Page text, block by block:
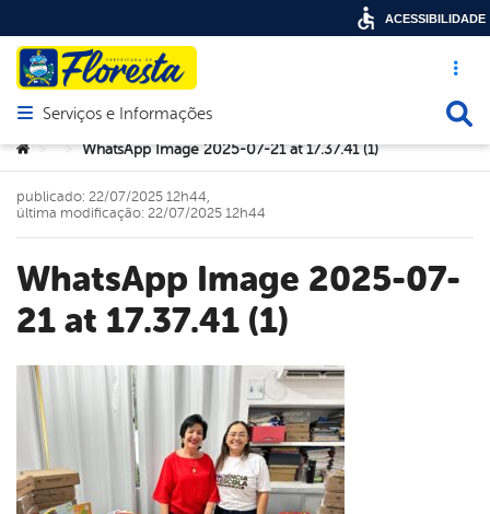
Acesso
Abrir menu principal de navegação
Serviços e Informações
Você está aqui:
> > WhatsApp Image 2025-07-21 at 17.37.41 (1)
WhatsApp Image 2025-07-
21 at 17.37.41 (1)
publicado: 22/07/2025 12h44,
última modificação: 22/07/2025 12h44
ACESSIBILIDADE